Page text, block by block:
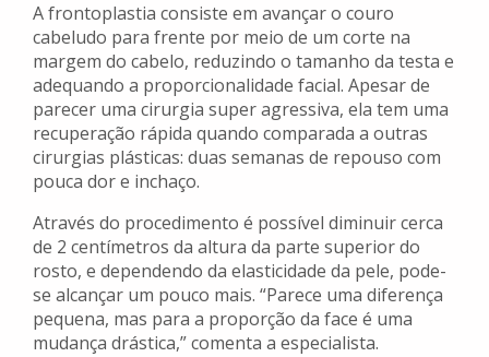
A frontoplastia consiste em avançar o couro
cabeludo para frente por meio de um corte na
margem do cabelo, reduzindo o tamanho da testa e
adequando a proporcionalidade facial. Apesar de
parecer uma cirurgia super agressiva, ela tem uma
recuperação rápida quando comparada a outras
cirurgias plásticas: duas semanas de repouso com
pouca dor e inchaço.
Através do procedimento é possível diminuir cerca
de 2 centímetros da altura da parte superior do
rosto, e dependendo da elasticidade da pele, pode-
se alcançar um pouco mais. “Parece uma diferença
pequena, mas para a proporção da face é uma
mudança drástica,” comenta a especialista.